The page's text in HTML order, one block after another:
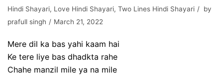
Hindi Shayari, Love Hindi Shayari, Two Lines Hindi Shayari
by
prafull singh
March 21, 2022
Mere dil ka bas yahi kaam hai
Ke tere liye bas dhadkta rahe
Chahe manzil mile ya na mile